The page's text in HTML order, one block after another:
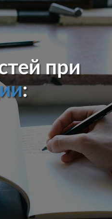
при
: